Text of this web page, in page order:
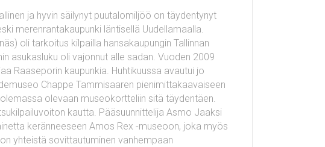
ja hyvin säilynyt puutalomiljöö on täydentynyt
merenrantakaupunki läntisellä Uudellamaalla.
oli tarkoitus kilpailla hansakaupungin Tallinnan
asukasluku oli vajonnut alle sadan. Vuoden 2009
Raaseporin kaupunkia. Huhtikuussa avautui jo
Chappe Tammisaaren pienimittakaavaiseen
olevaan museokortteliin sitä täydentäen.
kautta. Pääsuunnittelija Asmo Jaaksi
keränneeseen Amos Rex -museoon, joka myös
yhteistä sovittautuminen vanhempaan